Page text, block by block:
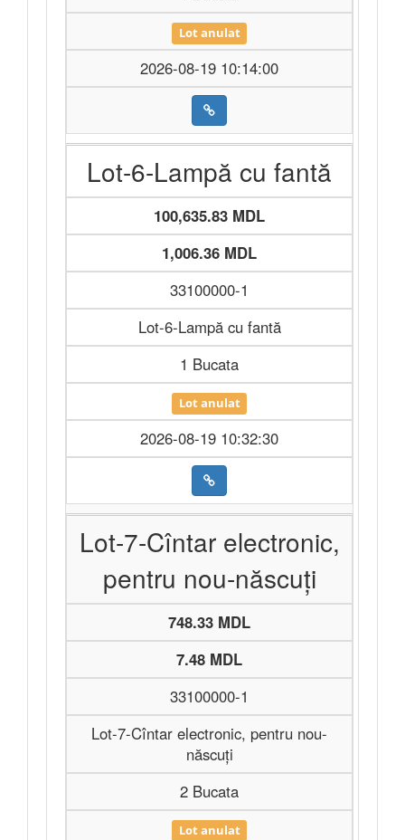
Lot anulat
2026-08-19 10:14:00
Lot-6-Lampă cu fantă
100,635.83 MDL
1,006.36 MDL
33100000-1
Lot-6-Lampă cu fantă
1 Bucata
Lot anulat
2026-08-19 10:32:30
Lot-7-Cîntar electronic,
pentru nou-născuţi
748.33 MDL
7.48 MDL
33100000-1
Lot-7-Cîntar electronic, pentru nou-
născuţi
2 Bucata
Lot anulat